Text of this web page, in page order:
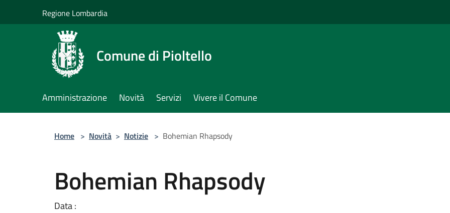
Regione Lombardia
Comune di Pioltello
Amministrazione Novità Servizi Vivere il Comune
Home > Novità > Notizie > Bohemian Rhapsody
Bohemian Rhapsody
Data :